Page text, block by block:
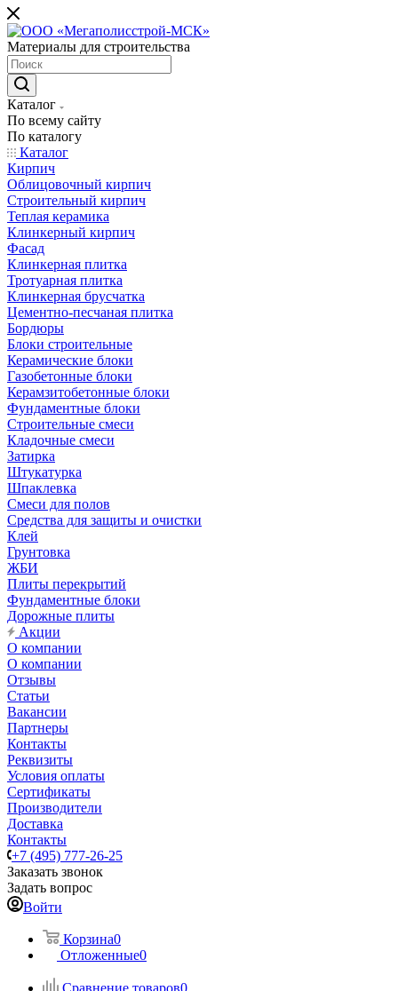
Материалы для строительства
Каталог
По всему сайту
По каталогу
Каталог
Кирпич
Облицовочный кирпич
Строительный кирпич
Теплая керамика
Клинкерный кирпич
Фасад
Клинкерная плитка
Тротуарная плитка
Клинкерная брусчатка
Цементно-песчаная плитка
Бордюры
Блоки строительные
Керамические блоки
Газобетонные блоки
Керамзитобетонные блоки
Фундаментные блоки
Строительные смеси
Кладочные смеси
Затирка
Штукатурка
Шпаклевка
Смеси для полов
Средства для защиты и очистки
Клей
Грунтовка
ЖБИ
Плиты перекрытий
Фундаментные блоки
Дорожные плиты
Акции
О компании
О компании
Отзывы
Статьи
Вакансии
Партнеры
Контакты
Реквизиты
Условия оплаты
Сертификаты
Производители
Доставка
Контакты
+7 (495) 777-26-25
Заказать звонок
Задать вопрос
Войти
Корзина0
Отложенные0
Сравнение товаров0